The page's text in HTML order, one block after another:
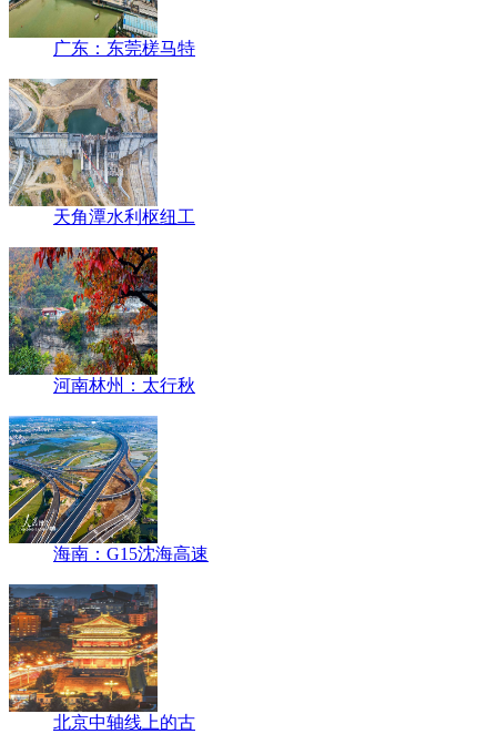
广东：东莞槎马特
天角潭水利枢纽工
河南林州：太行秋
海南：G15沈海高速
北京中轴线上的古